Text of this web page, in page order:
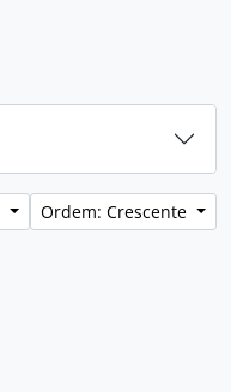
Ordem: Crescente